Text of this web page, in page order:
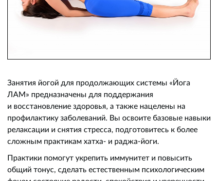
Занятия йогой для продолжающих системы «Йога
ЛАМ» предназначены для поддержания
и восстановление здоровья, а также нацелены на
профилактику заболеваний. Вы освоите базовые навыки
релаксации и снятия стресса, подготовитесь к более
сложным практикам хатха- и раджа-йоги.
Практики помогут укрепить иммунитет и повысить
общий тонус, сделать естественным психологическим